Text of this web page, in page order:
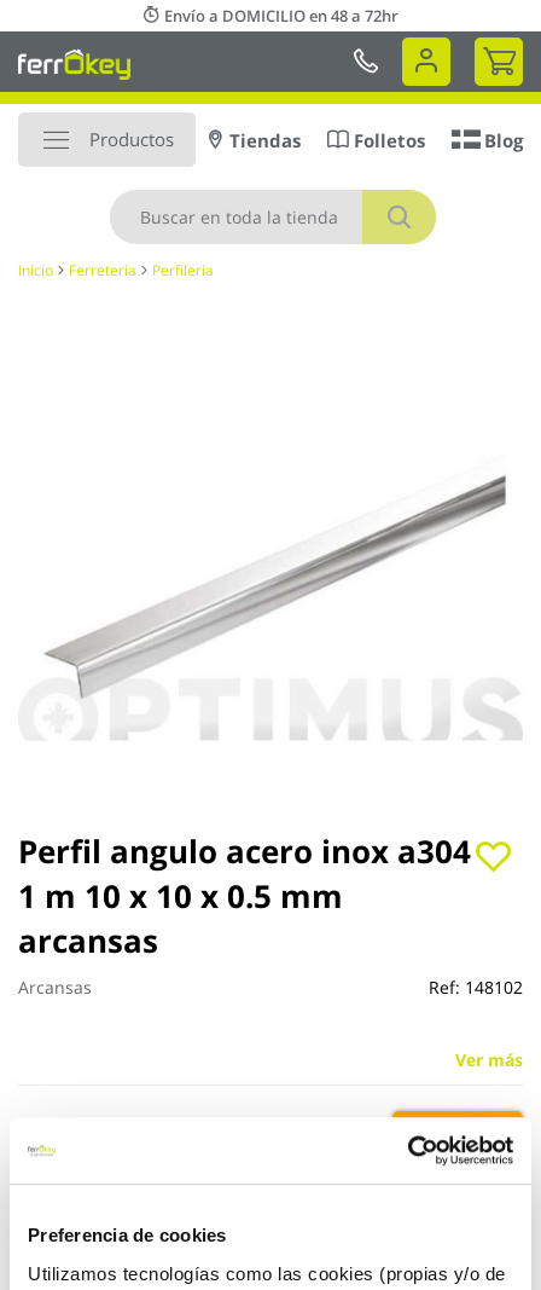
Preferencia de cookies
Utilizamos tecnologías como las cookies (propias y/o de
al
contenido
Envío a DOMICILIO en 48 a 72hr
Mi
Productos
Buscar
Tiendas Folletos Blog
Inicio Ferretería Perfilería
Perfil angulo acero inox a304
1 m 10 x 10 x 0.5 mm
arcansas
Arcansas Ref: 148102
Ver más
4,30 €
Saltar
al
comienzo
de
la
galería
de